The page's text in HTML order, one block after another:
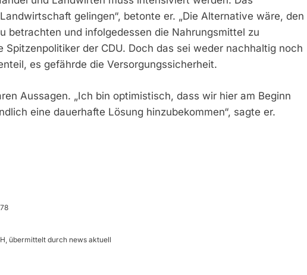
gelingen“, betonte er. „Die Alternative wäre, den
betrachten und infolgedessen die Nahrungsmittel zu
Spitzenpolitiker der CDU. Doch das sei weder nachhaltig noch
es gefährde die Versorgungssicherheit.
Aussagen. „Ich bin optimistisch, dass wir hier am Beginn
eine dauerhafte Lösung hinzubekommen“, sagte er.
übermittelt durch news aktuell